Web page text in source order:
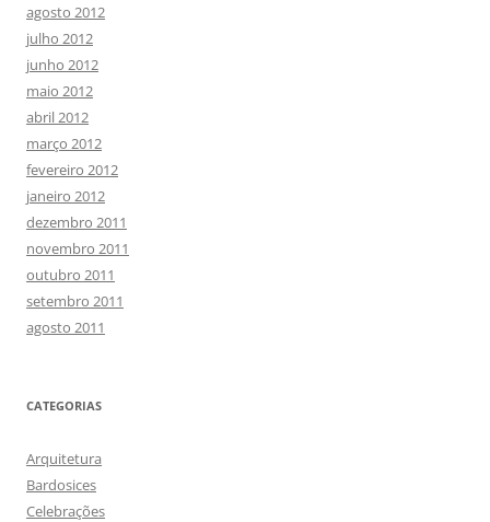
agosto 2012
julho 2012
junho 2012
maio 2012
abril 2012
março 2012
fevereiro 2012
janeiro 2012
dezembro 2011
novembro 2011
outubro 2011
setembro 2011
agosto 2011
CATEGORIAS
Arquitetura
Bardosices
Celebrações